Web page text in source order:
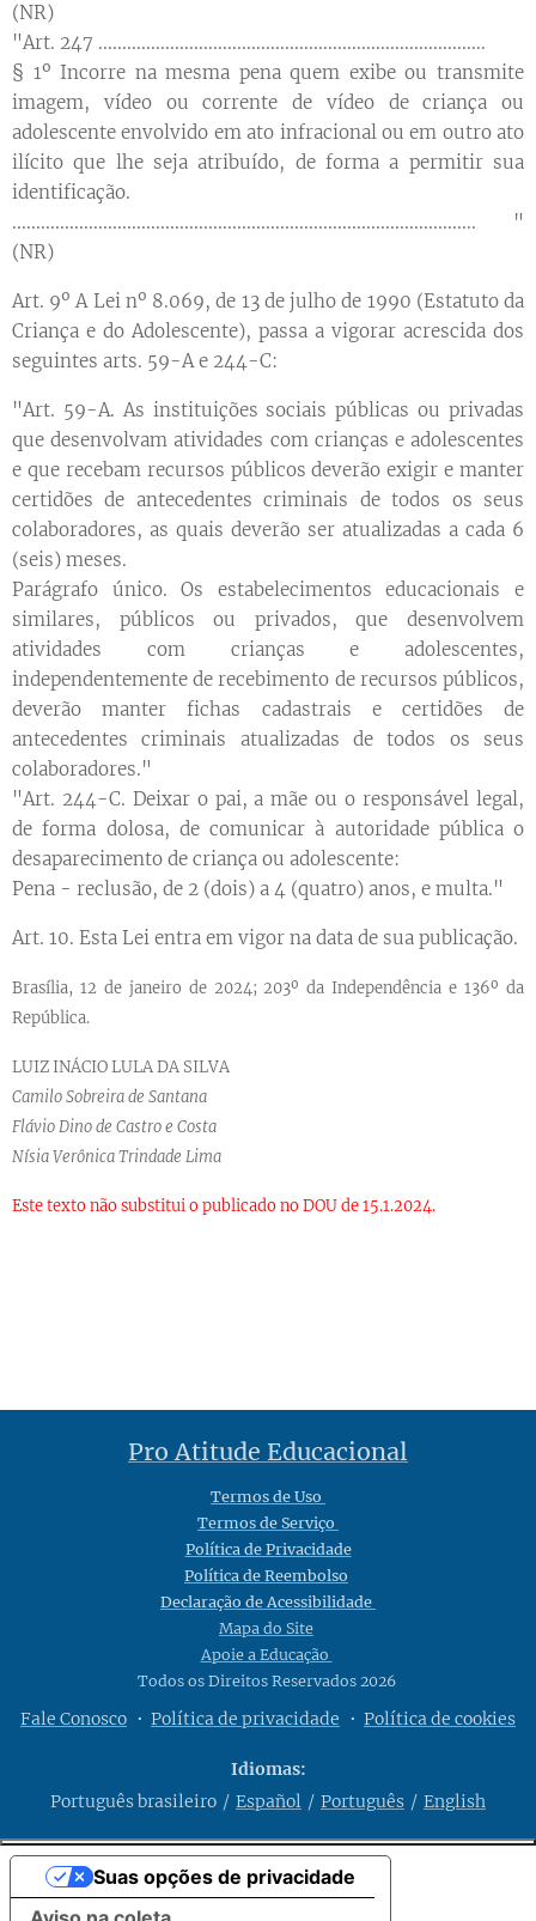
(NR)
"Art. 247 .................................................................................
§ 1º Incorre na mesma pena quem exibe ou transmite
imagem, vídeo ou corrente de vídeo de criança ou
adolescente envolvido em ato infracional ou em outro ato
ilícito que lhe seja atribuído, de forma a permitir sua
identificação.
................................................................................................. "
(NR)
Art. 9º A Lei nº 8.069, de 13 de julho de 1990 (Estatuto da
Criança e do Adolescente), passa a vigorar acrescida dos
seguintes arts. 59-A e 244-C:
"Art. 59-A. As instituições sociais públicas ou privadas
que desenvolvam atividades com crianças e adolescentes
e que recebam recursos públicos deverão exigir e manter
certidões de antecedentes criminais de todos os seus
colaboradores, as quais deverão ser atualizadas a cada 6
(seis) meses.
Parágrafo único. Os estabelecimentos educacionais e
similares, públicos ou privados, que desenvolvem
atividades com crianças e adolescentes,
independentemente de recebimento de recursos públicos,
deverão manter fichas cadastrais e certidões de
antecedentes criminais atualizadas de todos os seus
colaboradores."
"Art. 244-C. Deixar o pai, a mãe ou o responsável legal,
de forma dolosa, de comunicar à autoridade pública o
desaparecimento de criança ou adolescente:
Pena - reclusão, de 2 (dois) a 4 (quatro) anos, e multa."
Art. 10. Esta Lei entra em vigor na data de sua publicação.
Brasília, 12 de janeiro de 2024; 203º da Independência e 136º da
República.
LUIZ INÁCIO LULA DA SILVA
Camilo Sobreira de Santana
Flávio Dino de Castro e Costa
Nísia Verônica Trindade Lima
Este texto não substitui o publicado no DOU de 15.1.2024.
Pro Atitude Educacional
Termos de Uso
Termos de Serviço
Política de Privacidade
Política de Reembolso
Declaração de Acessibilidade
Mapa do Site
Apoie a Educação
Todos os Direitos Reservados 2026
Fale Conosco Política de privacidade Política de cookies
Idiomas
Português brasileiro
Español Português English
Suas opções de privacidade